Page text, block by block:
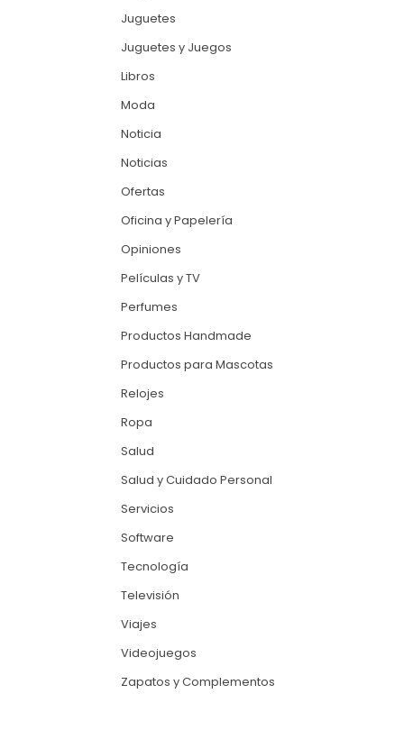
Juguetes
Juguetes y Juegos
Libros
Moda
Noticia
Noticias
Ofertas
Oficina y Papelería
Opiniones
Películas y TV
Perfumes
Productos Handmade
Productos para Mascotas
Relojes
Ropa
Salud
Salud y Cuidado Personal
Servicios
Software
Tecnología
Televisión
Viajes
Videojuegos
Zapatos y Complementos